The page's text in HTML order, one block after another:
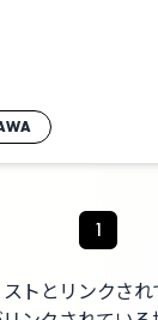
1
ストとリンクされ